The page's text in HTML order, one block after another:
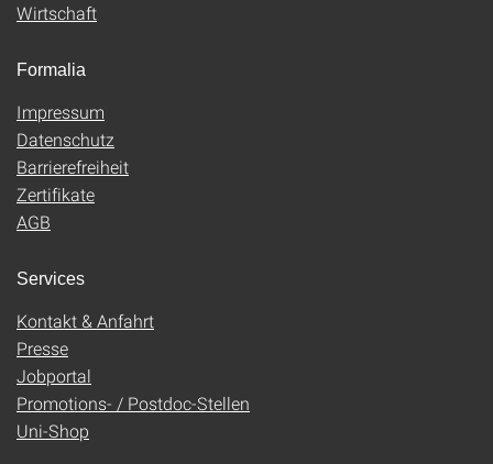
Wirtschaft
Formalia
Impressum
Datenschutz
Barrierefreiheit
Zertifikate
AGB
Services
Kontakt & Anfahrt
Presse
Jobportal
Promotions- / Postdoc-Stellen
Uni-Shop